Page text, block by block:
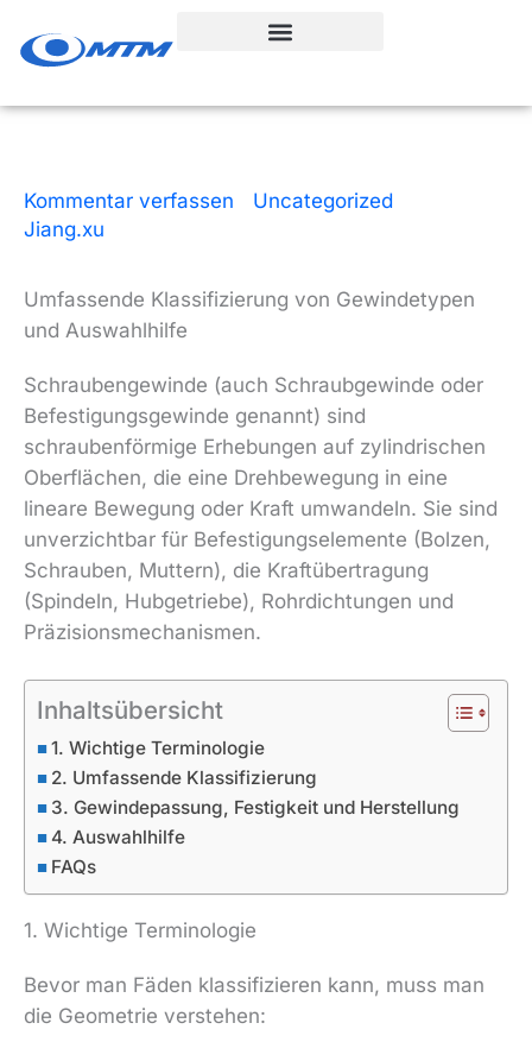
Inhalt
Kommentar verfassen Uncategorized
Jiang.xu
Umfassende Klassifizierung von Gewindetypen
und Auswahlhilfe
Schraubengewinde (auch Schraubgewinde oder
Befestigungsgewinde genannt) sind
schraubenförmige Erhebungen auf zylindrischen
Oberflächen, die eine Drehbewegung in eine
lineare Bewegung oder Kraft umwandeln. Sie sind
unverzichtbar für Befestigungselemente (Bolzen,
Schrauben, Muttern), die Kraftübertragung
(Spindeln, Hubgetriebe), Rohrdichtungen und
Präzisionsmechanismen.
Inhaltsübersicht
1. Wichtige Terminologie
2. Umfassende Klassifizierung
3. Gewindepassung, Festigkeit und Herstellung
4. Auswahlhilfe
FAQs
1. Wichtige Terminologie
Bevor man Fäden klassifizieren kann, muss man
die Geometrie verstehen: